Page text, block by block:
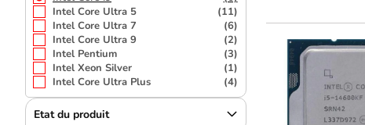
Intel Core Ultra 5
(11)
Intel Core Ultra 7
(6)
Intel Core Ultra 9
(2)
Intel Pentium
(3)
Intel Xeon Silver
(1)
Intel Core Ultra Plus
(4)
Etat du produit